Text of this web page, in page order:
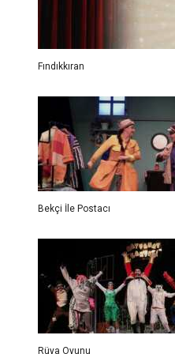
Fındıkkıran
Bekçi İle Postacı
Rüya Oyunu